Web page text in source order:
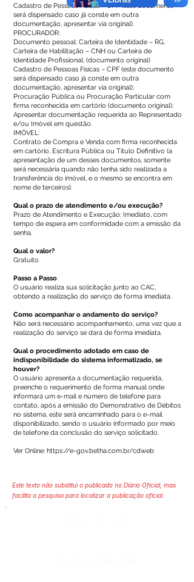
Cadastro de Pessoas Físicas – CPF (este documento
será dispensado caso já conste em outra
documentação, apresentar via original).
PROCURADOR:
Documento pessoal: Carteira de Identidade – RG,
Carteira de Habilitação – CNH ou Carteira de
Identidade Profissional; (documento original)
Cadastro de Pessoas Físicas – CPF (este documento
será dispensado caso já conste em outra
documentação, apresentar via original);
Procuração Pública ou Procuração Particular com
firma reconhecida em cartório (documento original);
Apresentar documentação requerida ao Representado
e/ou Imóvel em questão.
IMÓVEL:
Contrato de Compra e Venda com firma reconhecida
em cartório, Escritura Pública ou Título Definitivo (a
apresentação de um desses documentos, somente
será necessária quando não tenha sido realizada a
transferência do imóvel, e o mesmo se encontra em
nome de terceiros).
Qual o prazo de atendimento e/ou execução?
Prazo de Atendimento e Execução: Imediato, com
tempo de espera em conformidade com a emissão da
senha.
Qual o valor?
Gratuito
Passo a Passo
O usuário realiza sua solicitação junto ao CAC,
obtendo a realização do serviço de forma imediata.
Como acompanhar o andamento do serviço?
Não será necessário acompanhamento, uma vez que a
realização do serviço se dará de forma imediata.
Qual o procedimento adotado em caso de
indisponibilidade do sistema informatizado, se
houver?
O usuário apresenta a documentação requerida,
preenche o requerimento de forma manual onde
informará um e-mail e número de telefone para
contato, após a emissão do Demonstrativo de Débitos
no sistema, este será encaminhado para o e-mail
disponibilizado, sendo o usuário informado por meio
de telefone da conclusão do serviço solicitado.
Ver Online: https://e-gov.betha.com.br/cdweb
Este texto não substitui o publicado no Diário Oficial, mas
facilita a pesquisa para localizar a publicação oficial.